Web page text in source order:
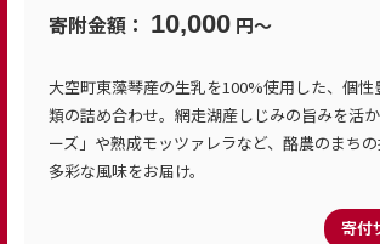
寄附金額： 10,000 円〜
大空町東藻琴産の生乳を100%使用した、個性
類の詰め合わせ。網走湖産しじみの旨みを活
ーズ」や熟成モッツァレラなど、酪農のまち
多彩な風味をお届け。